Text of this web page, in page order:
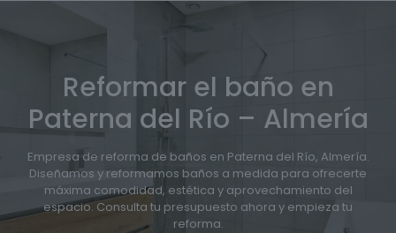
Reformar el baño en
Paterna del Río – Almería
Empresa de reforma de baños en Paterna del Río, Almería.
Diseñamos y reformamos baños a medida para ofrecerte
máxima comodidad, estética y aprovechamiento del
espacio. Consulta tu presupuesto ahora y empieza tu
reforma.